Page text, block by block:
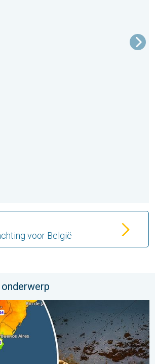
voor België
zuidelijk halfrond. Veel sneeuw in de